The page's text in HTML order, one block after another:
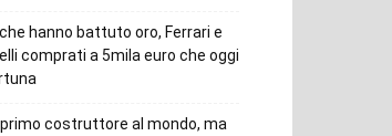
hanno battuto oro, Ferrari e
comprati a 5mila euro che oggi
costruttore al mondo, ma